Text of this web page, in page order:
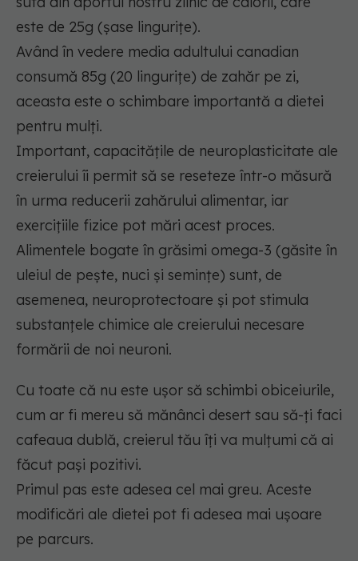
este de 25g (șase lingurițe).
Având în vedere media adultului canadian
consumă 85g (20 lingurițe) de zahăr pe zi,
aceasta este o schimbare importantă a dietei
pentru mulți.
Important, capacitățile de neuroplasticitate ale
creierului îi permit să se reseteze într-o măsură
în urma reducerii zahărului alimentar, iar
exercițiile fizice pot mări acest proces.
Alimentele bogate în grăsimi omega-3 (găsite în
uleiul de pește, nuci și semințe) sunt, de
asemenea, neuroprotectoare și pot stimula
substanțele chimice ale creierului necesare
formării de noi neuroni.
Cu toate că nu este ușor să schimbi obiceiurile,
cum ar fi mereu să mănânci desert sau să-ți faci
cafeaua dublă, creierul tău îți va mulțumi că ai
făcut pași pozitivi.
Primul pas este adesea cel mai greu. Aceste
modificări ale dietei pot fi adesea mai ușoare
pe parcurs.